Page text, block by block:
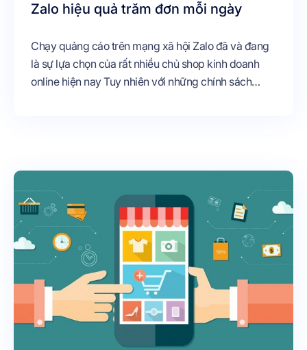
Zalo hiệu quả trăm đơn mỗi ngày
Chạy quảng cáo trên mạng xã hội Zalo đã và đang
là sự lựa chọn của rất nhiều chủ shop kinh doanh
online hiện nay Tuy nhiên với những chính sách